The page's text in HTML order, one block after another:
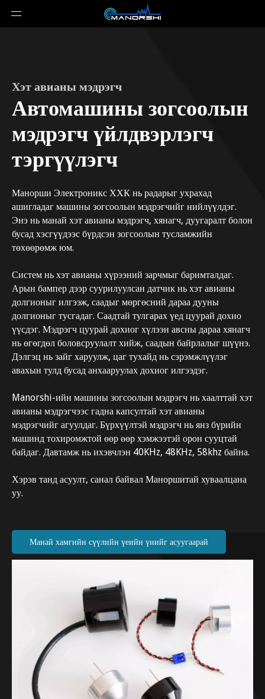
Хэт авианы мэдрэгч
Автомашины зогсоолын
мэдрэгч үйлдвэрлэгч
тэргүүлэгч
Манорши Электроникс ХХК нь радарыг ухрахад
ашигладаг машины зогсоолын мэдрэгчийг нийлүүлдэг.
Энэ нь манай хэт авианы мэдрэгч, хянагч, дуугаралт болон
бусад хэсгүүдээс бүрдсэн зогсоолын тусламжийн
төхөөрөмж юм.
Систем нь хэт авианы хүрээний зарчмыг баримталдаг.
Арын бампер дээр суурилуулсан датчик нь хэт авианы
долгионыг илгээж, саадыг мөргөсний дараа дууны
долгионыг тусгадаг. Саадтай тулгарах үед цуурай дохио
үүсдэг. Мэдрэгч цуурай дохиог хүлээн авсны дараа хянагч
нь өгөгдөл боловсруулалт хийж, саадын байрлалыг шүүнэ.
Дэлгэц нь зайг харуулж, цаг тухайд нь сэрэмжлүүлэг
авахын тулд бусад анхааруулах дохиог илгээдэг.
Manorshi-ийн машины зогсоолын мэдрэгч нь хаалттай хэт
авианы мэдрэгчээс гадна капсултай хэт авианы
мэдрэгчийг агуулдаг. Бүрхүүлтэй мэдрэгч нь янз бүрийн
машинд тохиромжтой өөр өөр хэмжээтэй орон сууцтай
байдаг. Давтамж нь ихэвчлэн 40KHz, 48KHz, 58khz байна.
Хэрэв танд асуулт, санал байвал Маноршитай хуваалцана
уу.
Манай хамгийн сүүлийн үеийн үнийг асуугаарай